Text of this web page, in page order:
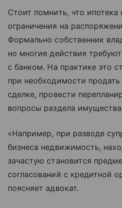
Стоит помнить, что ипотека
ограничения на
Формально собственник
но многие действия
с банком. На практике это
при необходимости
сделке, провести
вопросы раздела
«Например, при разводе
бизнеса недвижимость,
зачастую становится
согласований с кредитной
поясняет адвокат.